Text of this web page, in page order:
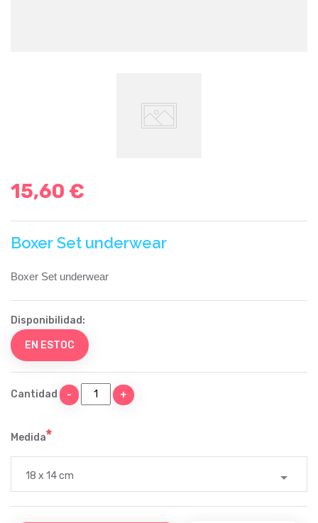
15,60 €
Boxer Set underwear
Boxer Set underwear
Disponibilidad:
EN ESTOC
Cantidad - +
Medida